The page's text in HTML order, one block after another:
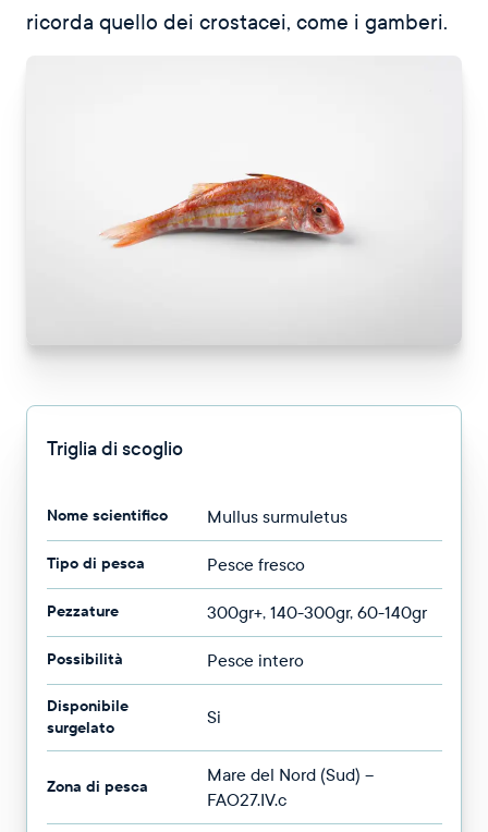
ricorda quello dei crostacei, come i gamberi.
Triglia di scoglio
Nome scientifico Mullus surmuletus
Tipo di pesca Pesce fresco
Pezzature 300gr+, 140-300gr, 60-140gr
Possibilità Pesce intero
Disponibile
surgelato
Si
Zona di pesca
Mare del Nord (Sud) –
FAO27.IV.c